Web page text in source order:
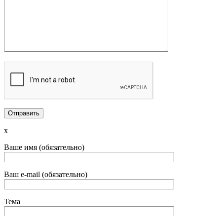
x
Ваше имя (обязательно)
Ваш e-mail (обязательно)
Тема